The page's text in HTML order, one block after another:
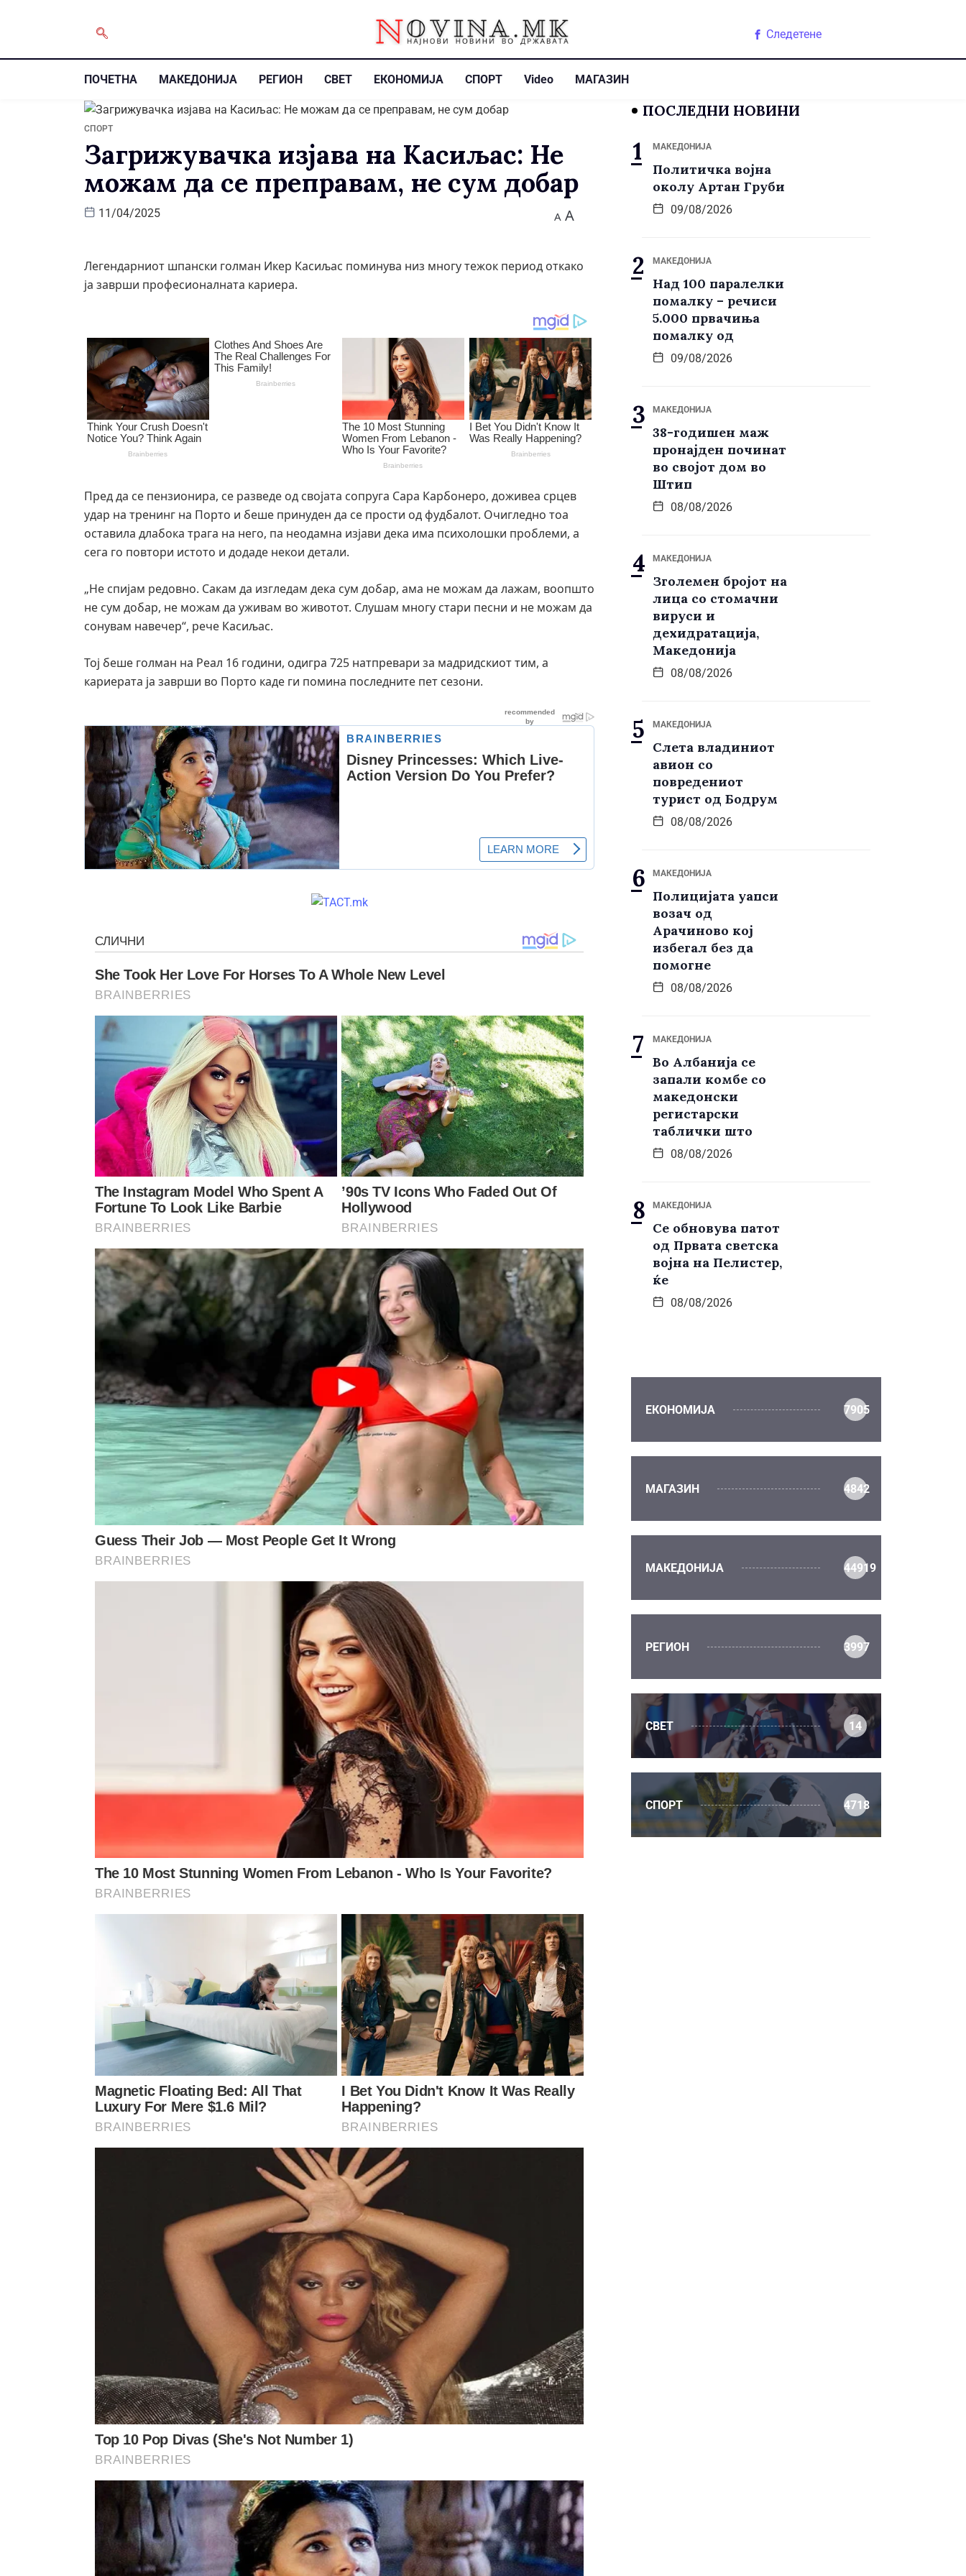
Следетене
ПОЧЕТНА МАКЕДОНИЈА РЕГИОН СВЕТ ЕКОНОМИЈА СПОРТ Video МАГАЗИН
СПОРТ
Загрижувачка изјава на Касиљас: Не
можам да се преправам, не сум добар
11/04/2025 A A
Легендарниот шпански голман Икер Касиљас поминува низ многу тежок период откако
ја заврши професионалната кариера.
Пред да се пензионира, се разведе од својата сопруга Сара Карбонеро, доживеа срцев
удар на тренинг на Порто и беше принуден да се прости од фудбалот. Очигледно тоа
оставила длабока трага на него, па неодамна изјави дека има психолошки проблеми, а
сега го повтори истото и додаде некои детали.
„Не спијам редовно. Сакам да изгледам дека сум добар, ама не можам да лажам, воопшто
не сум добар, не можам да уживам во животот. Слушам многу стари песни и не можам да
сонувам навечер“, рече Касиљас.
Тој беше голман на Реал 16 години, одигра 725 натпревари за мадридскиот тим, а
кариерата ја заврши во Порто каде ги помина последните пет сезони.
ПОСЛЕДНИ НОВИНИ
МАКЕДОНИЈА
Политичка војна
околу Артан Груби
09/08/2026
МАКЕДОНИЈА
Над 100 паралелки
помалку – речиси
5.000 првачиња
помалку од
09/08/2026
МАКЕДОНИЈА
38-годишен маж
пронајден починат
во својот дом во
Штип
08/08/2026
МАКЕДОНИЈА
Зголемен бројот на
лица со стомачни
вируси и
дехидратација,
Македонија
08/08/2026
МАКЕДОНИЈА
Слета владиниот
авион со
повредениот
турист од Бодрум
08/08/2026
МАКЕДОНИЈА
Полицијата уапси
возач од
Арачиново кој
избегал без да
помогне
08/08/2026
МАКЕДОНИЈА
Во Албанија се
запали комбе со
македонски
регистарски
таблички што
08/08/2026
МАКЕДОНИЈА
Се обновува патот
од Првата светска
војна на Пелистер,
ќе
08/08/2026
ЕКОНОМИЈА 7905
МАГАЗИН 4842
МАКЕДОНИЈА 44919
РЕГИОН 3997
СВЕТ 14
СПОРТ 4718